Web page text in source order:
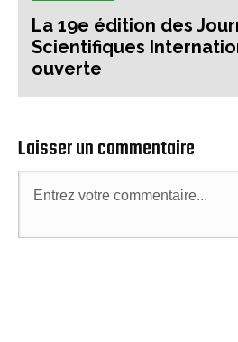
La 19e édition des
Scientifiques
ouverte
Laisser un commentaire